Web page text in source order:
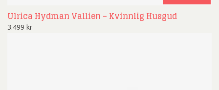
Ulrica Hydman Vallien – Kvinnlig Husgud
3.499 kr